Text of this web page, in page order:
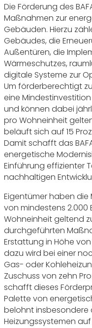
Die Förderung des
Maßnahmen zur
Gebäuden. Hierzu
Gebäudes, die
Außentüren, die
Wärmeschutzes,
digitale Systeme zur
Um förderberechtigt
eine
und können dabei
pro Wohneinheit
beläuft sich auf 15
Damit schafft das
energetische
Einführung effizienter
nachhaltigen
Eigentümer haben die
von mindestens 2.000
Wohneinheit geltend
durchgeführten
Erstattung in Höhe
dazu wird bei einer
Gas- oder
Zuschuss von zehn
schafft dieses
Palette von
belohnt insbesondere
Heizungssystemen